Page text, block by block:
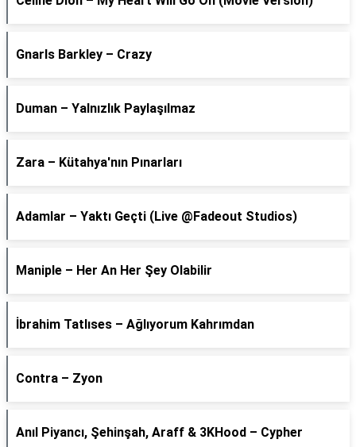
Gnarls Barkley – Crazy
Duman – Yalnızlık Paylaşılmaz
Zara – Kütahya'nın Pınarları
Adamlar – Yaktı Geçti (Live @Fadeout Studios)
Maniple – Her An Her Şey Olabilir
İbrahim Tatlıses – Ağlıyorum Kahrımdan
Contra – Zyon
Anıl Piyancı, Şehinşah, Araff & 3KHood – Cypher